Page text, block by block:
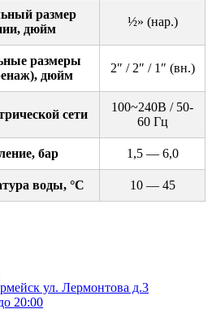
размер
дюйм
½» (нар.)
размеры
дюйм
2″ / 2″ / 1″ (вн.)
сети
100~240B / 50-
60 Гц
бар 1,5 — 6,0
воды, °С 10 — 45
ул. Лермонтова д.3
20:00